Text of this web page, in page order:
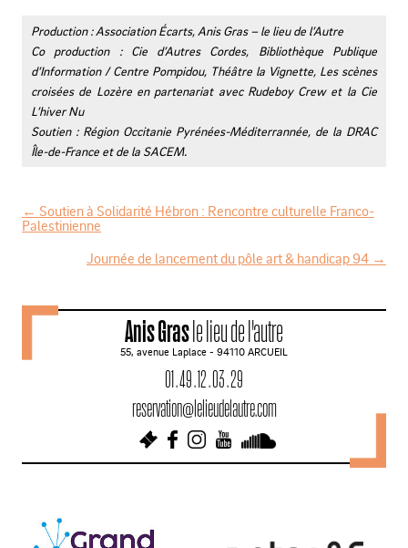
Production : Association Écarts, Anis Gras – le lieu de l’Autre
Co production : Cie d’Autres Cordes, Bibliothèque Publique
d’Information / Centre Pompidou, Théâtre la Vignette, Les scènes
croisées de Lozère en partenariat avec Rudeboy Crew et la Cie
L’hiver Nu
Soutien : Région Occitanie Pyrénées-Méditerrannée, de la DRAC
Île-de-France et de la SACEM.
N
← Soutien à Solidarité Hébron : Rencontre culturelle Franco-
Palestinienne
Journée de lancement du pôle art & handicap 94 →
Anis Grasle lieu de l'autre
55, avenue Laplace - 94110 ARCUEIL
01 . 49 . 12 . 03 . 29
reservation@lelieudelautre.com